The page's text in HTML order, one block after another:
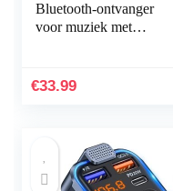
Bluetooth-ontvanger
voor muziek met
voor in de auto en
€33.99